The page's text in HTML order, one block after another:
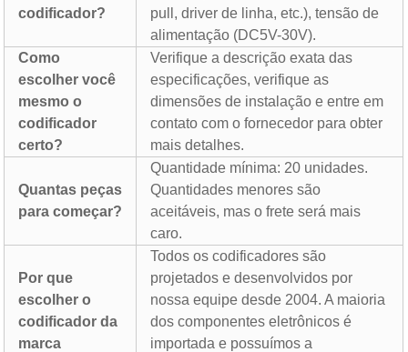
codificador?
pull, driver de linha, etc.), tensão de
alimentação (DC5V-30V).
Como
escolher você
mesmo o
codificador
certo?
Verifique a descrição exata das
especificações, verifique as
dimensões de instalação e entre em
contato com o fornecedor para obter
mais detalhes.
Quantas peças
para começar?
Quantidade mínima: 20 unidades.
Quantidades menores são
aceitáveis, mas o frete será mais
caro.
Por que
escolher o
codificador da
marca
Todos os codificadores são
projetados e desenvolvidos por
nossa equipe desde 2004. A maioria
dos componentes eletrônicos é
importada e possuímos a